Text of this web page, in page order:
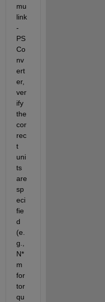
mu
link
-
PS
Co
nv
ert
er,
ver
ify
the
cor
rec
t
uni
ts
are
sp
eci
fie
d
(e.
g.,
N*
m
for
tor
qu